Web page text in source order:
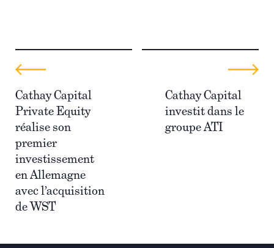
Cathay Capital
Private Equity
réalise son
premier
investissement
en Allemagne
avec l’acquisition
de WST
Cathay Capital
investit dans le
groupe ATI